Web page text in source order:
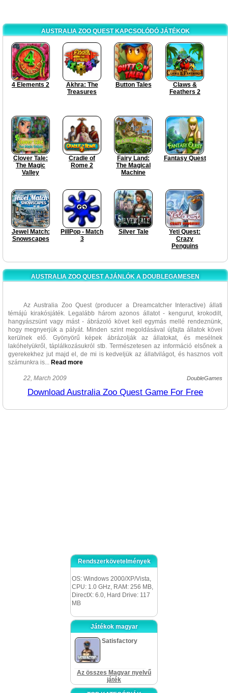
AUSTRALIA ZOO QUEST KAPCSOLÓDÓ JÁTÉKOK
4 Elements 2
Akhra: The
Treasures
Button Tales
Claws &
Feathers 2
Clover Tale:
The Magic
Valley
Cradle of
Rome 2
Fairy Land:
The Magical
Machine
Fantasy Quest
Jewel Match:
Snowscapes
PillPop - Match
3
Silver Tale
Yeti Quest:
Crazy
Penguins
AUSTRALIA ZOO QUEST AJÁNLÓK A DOUBLEGAMESEN
Az Australia Zoo Quest (producer a Dreamcatcher Interactive) állati
témájú kirakósjáték. Legalább három azonos állatot - kengurut, krokodilt,
hangyászsünt vagy mást - ábrázoló követ kell egymás mellé rendeznünk,
hogy megnyerjük a pályát. Minden szint megoldásával újfajta állatok kövei
kerülnek elő. Gyönyörű képek ábrázolják az állatokat, és mesélnek
lakóhelyükről, táplálkozásukról stb. Természetesen az információ elsőnek a
gyerekekhez jut majd el, de mi is kedveljük az állatvilágot, és hasznos volt
számunkra is.
Read more
A grafika színes, de nem fényezett, így kicsit halványabbnak tűnik.
világos, hogy miért, de a játék ezer pontokra kerekít, pedig jobb lenne
22, March 2009 DoubleGames
Download Australia Zoo Quest Game For Free
Rendszerkövetelmények
OS: Windows 2000/XP/Vista,
CPU: 1.0 GHz, RAM: 256 MB,
DirectX: 6.0, Hard Drive: 117
MB
Játékok magyar
Satisfactory
Az összes Magyar nyelvű
játék